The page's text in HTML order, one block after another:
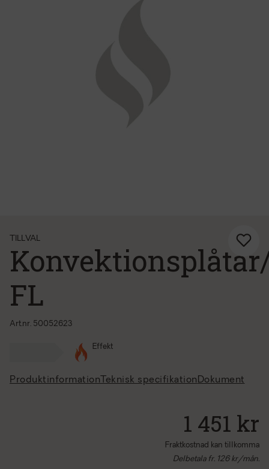
TILLVAL
FL
Art.nr. 50052623
Effekt
Produktinformation Teknisk specifikation Dokument
1 451 kr
Fraktkostnad kan tillkomma
Delbetala fr. 126kr/mån.